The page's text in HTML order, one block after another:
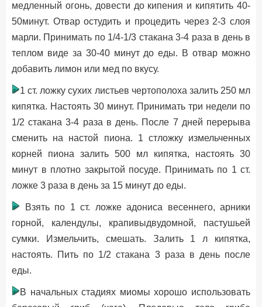
медленный огонь, довести до кипения и кипятить 40-
50минут. Отвар остудить и процедить через 2-3 слоя
марли. Принимать по 1/4-1/3 стакана 3-4 раза в день в
теплом виде за 30-40 минут до еды. В отвар можно
добавить лимон или мед по вкусу.
1 ст. ложку сухих листьев чертополоха залить 250 мл
кипятка. Настоять 30 минут. Принимать три недели по
1/2 стакана 3-4 раза в день. После 7 дней перерыва
сменить на настой пиона. 1 стложку измельченных
корней пиона залить 500 мл кипятка, настоять 30
минут в плотно закрытой посуде. Принимать по 1 ст.
ложке 3 раза в день за 15 минут до еды.
Взять по 1 ст. ложке адониса весеннего, арники
горной, календулы, крапивыдвудомной, пастушьей
сумки. Измельчить, смешать. Залить 1 л кипятка,
настоять. Пить по 1/2 стакана 3 раза в день после
еды.
В начальных стадиях миомы хорошо использовать